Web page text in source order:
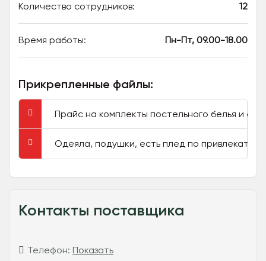
Количество сотрудников: 12
Время работы: Пн-Пт, 09.00-18.00
Прикрепленные файлы:
Прайс на комплекты постельного белья и
Одеяла, подушки, есть плед по
Контакты поставщика
Телефон: Показать